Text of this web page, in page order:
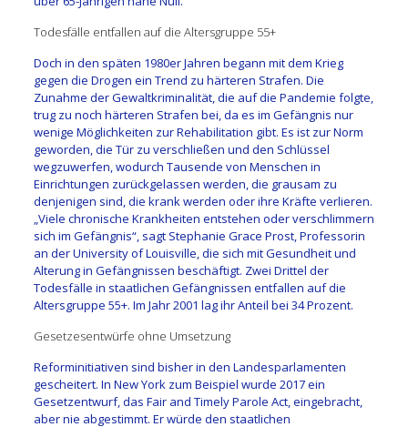
Todesfälle entfallen auf die Altersgruppe 55+
Doch in den späten 1980er Jahren begann mit dem Krieg
gegen die Drogen ein Trend zu härteren Strafen. Die
Zunahme der Gewaltkriminalität, die auf die Pandemie folgte,
trug zu noch härteren Strafen bei, da es im Gefängnis nur
wenige Möglichkeiten zur Rehabilitation gibt. Es ist zur Norm
geworden, die Tür zu verschließen und den Schlüssel
wegzuwerfen, wodurch Tausende von Menschen in
Einrichtungen zurückgelassen werden, die grausam zu
denjenigen sind, die krank werden oder ihre Kräfte verlieren.
„Viele chronische Krankheiten entstehen oder verschlimmern
sich im Gefängnis“, sagt Stephanie Grace Prost, Professorin
an der University of Louisville, die sich mit Gesundheit und
Alterung in Gefängnissen beschäftigt. Zwei Drittel der
Todesfälle in staatlichen Gefängnissen entfallen auf die
Altersgruppe 55+. Im Jahr 2001 lag ihr Anteil bei 34 Prozent.
Gesetzesentwürfe ohne Umsetzung
Reforminitiativen sind bisher in den Landesparlamenten
gescheitert. In New York zum Beispiel wurde 2017 ein
Gesetzentwurf, das Fair and Timely Parole Act, eingebracht,
aber nie abgestimmt. Er würde den staatlichen